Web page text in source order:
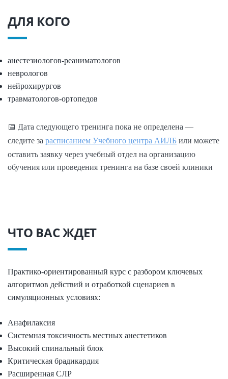
ДЛЯ КОГО
анестезиологов-реаниматологов
неврологов
нейрохирургов
травматологов-ортопедов
📅 Дата следующего тренинга пока не определена —
следите за расписанием Учебного центра АИЛБ или можете
оставить заявку через учебный отдел на организацию
обучения или проведения тренинга на базе своей клиники
ЧТО ВАС ЖДЕТ
Практико-ориентированный курс с разбором ключевых
алгоритмов действий и отработкой сценариев в
симуляционных условиях:
Анафилаксия
Системная токсичность местных анестетиков
Высокий спинальный блок
Критическая брадикардия
Расширенная СЛР